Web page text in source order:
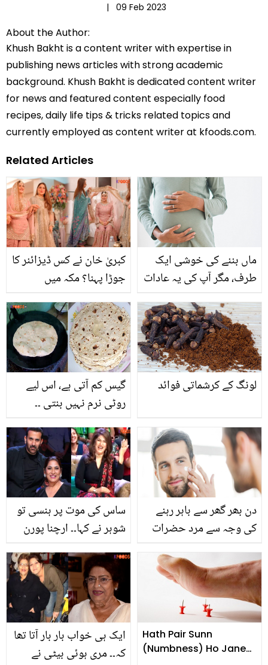
|
09 Feb 2023
About the Author:
Khush Bakht is a content writer with expertise in
publishing news articles with strong academic
background. Khush Bakht is dedicated content writer
for news and featured content especially food
recipes, daily life tips & tricks related topics and
currently employed as content writer at kfoods.com.
Related Articles
کبریٰ خان نے کس ڈیزائنر کا
جوڑا پہنا؟ مکہ میں
گئی
ماں بننے کی خوشی ایک
طرف، مگر آپ کی یہ عادات
پہنچا سکتی ہیں
گیس کم آتی ہے، اس لیے
روٹی نرم نہیں بنتی ۔۔
کو تازہ رکھنے کا آسان
طریقہ جو انہیں دن بھر
نرم رکھے
لونگ کے کرشماتی فوائد
ساس کی موت پر ہنسی تو
شوہر نے کہا۔۔ ارچنا پورن
دن بھر گھر سے باہر رہنے
کی وجہ سے مرد حضرات
جانیئے مرد کون سے گھریلو
نسخے آزما کر سیاہ جلد سے
چھٹکارا حاصل کر سکتے
ہیں؟
ایک ہی خواب بار بار آتا تھا
کہ۔۔ مری ہوئی بیٹی نے
Hath Pair Sunn
(Numbness) Ho Jane